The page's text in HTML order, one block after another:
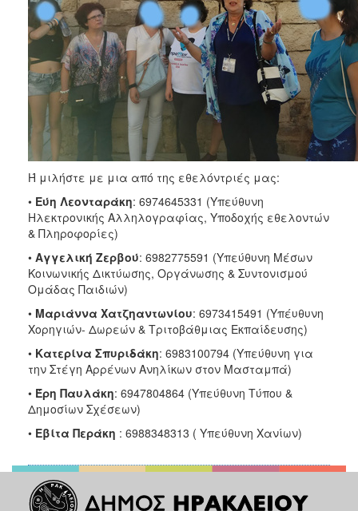
Ή μιλήστε με μια από της εθελόντριές μας:
• Εύη Λεονταράκη: 6974645331 (Υπεύθυνη
Ηλεκτρονικής Αλληλογραφίας, Υποδοχής εθελοντών
& Πληροφορίες)
• Αγγελική Ζερβού: 6982775591 (Υπεύθυνη Μέσων
Κοινωνικής Δικτύωσης, Οργάνωσης & Συντονισμού
Ομάδας Παιδιών)
• Μαριάννα Χατζηαντωνίου: 6973415491 (Υπέυθυνη
Χορηγιών- Δωρεών & Τριτοβάθμιας Εκπαίδευσης)
• Κατερίνα Σπυριδάκη: 6983100794 (Υπεύθυνη για
την Στέγη Αρρένων Ανηλίκων στον Μασταμπά)
• Έρη Παυλάκη: 6947804864 (Υπεύθυνη Τύπου &
Δημοσίων Σχέσεων)
• Εβίτα Περάκη : 6988348313 ( Υπεύθυνη Χανίων)